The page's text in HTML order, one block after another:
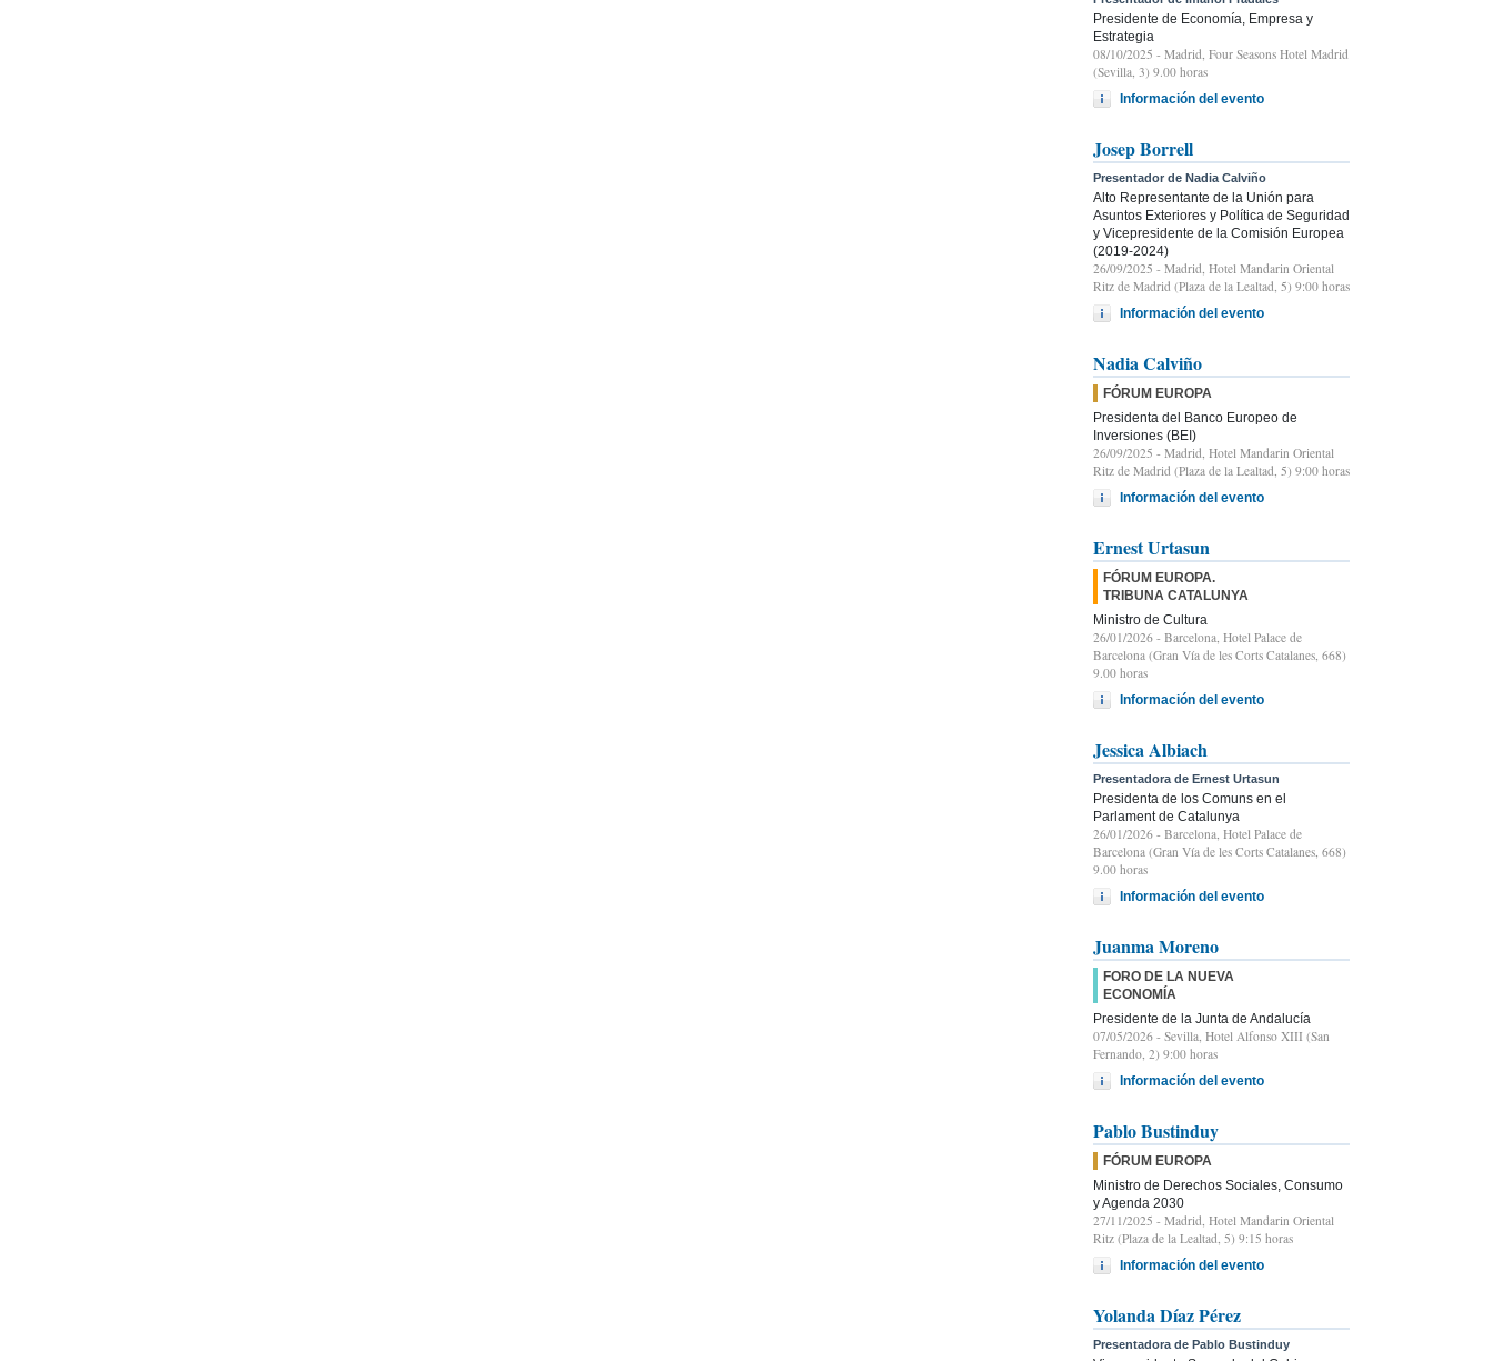
Presidente de Economía, Empresa y
Estrategia
08/10/2025 - Madrid, Four Seasons Hotel Madrid
(Sevilla, 3) 9.00 horas
Información del evento
Josep Borrell
Presentador de Nadia Calviño
Alto Representante de la Unión para
Asuntos Exteriores y Política de Seguridad
y Vicepresidente de la Comisión Europea
(2019-2024)
26/09/2025 - Madrid, Hotel Mandarin Oriental
Ritz de Madrid (Plaza de la Lealtad, 5) 9:00 horas
Información del evento
Nadia Calviño
FÓRUM EUROPA
Presidenta del Banco Europeo de
Inversiones (BEI)
26/09/2025 - Madrid, Hotel Mandarin Oriental
Ritz de Madrid (Plaza de la Lealtad, 5) 9:00 horas
Información del evento
Ernest Urtasun
FÓRUM EUROPA.
TRIBUNA CATALUNYA
Ministro de Cultura
26/01/2026 - Barcelona, Hotel Palace de
Barcelona (Gran Vía de les Corts Catalanes, 668)
9.00 horas
Información del evento
Jessica Albiach
Presentadora de Ernest Urtasun
Presidenta de los Comuns en el
Parlament de Catalunya
26/01/2026 - Barcelona, Hotel Palace de
Barcelona (Gran Vía de les Corts Catalanes, 668)
9.00 horas
Información del evento
Juanma Moreno
FORO DE LA NUEVA
ECONOMÍA
Presidente de la Junta de Andalucía
07/05/2026 - Sevilla, Hotel Alfonso XIII (San
Fernando, 2) 9:00 horas
Información del evento
Pablo Bustinduy
FÓRUM EUROPA
Ministro de Derechos Sociales, Consumo
y Agenda 2030
27/11/2025 - Madrid, Hotel Mandarin Oriental
Ritz (Plaza de la Lealtad, 5) 9:15 horas
Información del evento
Yolanda Díaz Pérez
Presentadora de Pablo Bustinduy